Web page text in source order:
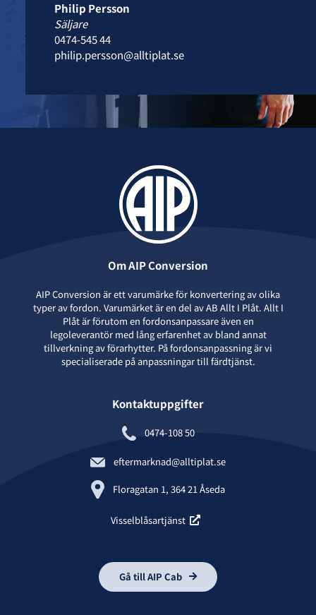
Philip Persson
Säljare
0474-545 44
philip.persson@alltiplat.se
Om AIP Conversion
AIP Conversion är ett varumärke för konvertering av olika
typer av fordon. Varumärket är en del av AB Allt I Plåt. Allt I
Plåt är förutom en fordonsanpassare även en
legoleverantör med lång erfarenhet av bland annat
tillverkning av förarhytter. På fordonsanpassning är vi
specialiserade på anpassningar till färdtjänst.
Kontaktuppgifter
0474-108 50
eftermarknad@alltiplat.se
Floragatan 1, 364 21 Åseda
Visselblåsartjänst
Gå till AIP Cab